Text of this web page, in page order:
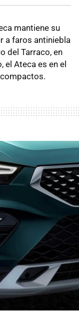
mantiene su
a faros antiniebla
del Tarraco, en
el Ateca es en el